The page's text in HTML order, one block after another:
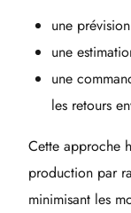
une
une
une
les retours
Cette approche
production par
minimisant les